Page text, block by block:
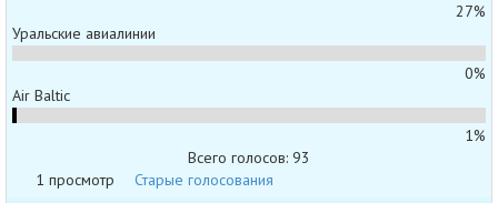
27%
Уральские авиалинии
0%
Air Baltic
1%
Всего голосов: 93
1 просмотр
Старые голосования